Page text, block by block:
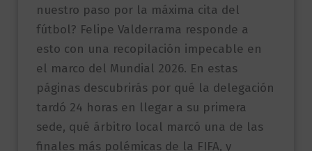
nuestro paso por la máxima cita del
fútbol? Felipe Valderrama responde a
esto con una recopilación impecable en
el marco del Mundial 2026. En estas
páginas descubrirás por qué la delegación
tardó 24 horas en llegar a su primera
sede, qué árbitro local marcó una de las
finales más polémicas de la FIFA, y